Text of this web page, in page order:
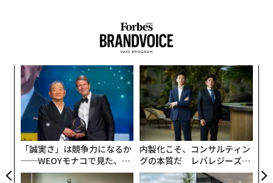
「誠実さ」は競争力になるか
──WEOYモナコで見た、く
ら寿司の経営哲学
内製化こそ、コンサルティン
グの本質だ レバレジーズが
実践する、次世代ファームの